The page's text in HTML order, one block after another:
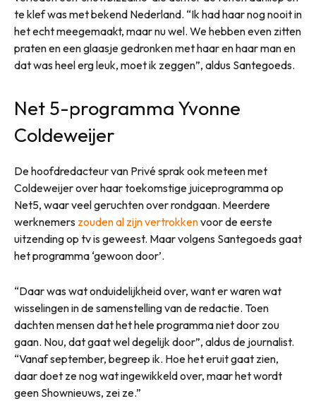
te klef was met bekend Nederland. “Ik had haar nog nooit in
het echt meegemaakt, maar nu wel. We hebben even zitten
praten en een glaasje gedronken met haar en haar man en
dat was heel erg leuk, moet ik zeggen”, aldus Santegoeds.
Net 5-programma Yvonne
Coldeweijer
De hoofdredacteur van Privé sprak ook meteen met
Coldeweijer over haar toekomstige juiceprogramma op
Net5, waar veel geruchten over rondgaan. Meerdere
werknemers zouden al zijn vertrokkenvoor de eerste
uitzending op tv is geweest. Maar volgens Santegoeds gaat
het programma ‘gewoon door’.
“Daar was wat onduidelijkheid over, want er waren wat
wisselingen in de samenstelling van de redactie. Toen
dachten mensen dat het hele programma niet door zou
gaan. Nou, dat gaat wel degelijk door”, aldus de journalist.
“Vanaf september, begreep ik. Hoe het eruit gaat zien,
daar doet ze nog wat ingewikkeld over, maar het wordt
geen Shownieuws, zei ze.”